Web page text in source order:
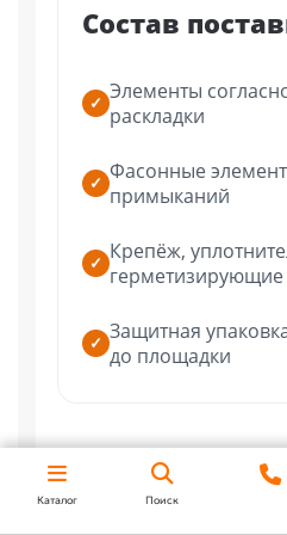
Состав
✓ Элементы
раскладки
✓ Фасонные
примыканий
✓ Крепёж,
✓ Защитная
до площадки
Каталог Поиск